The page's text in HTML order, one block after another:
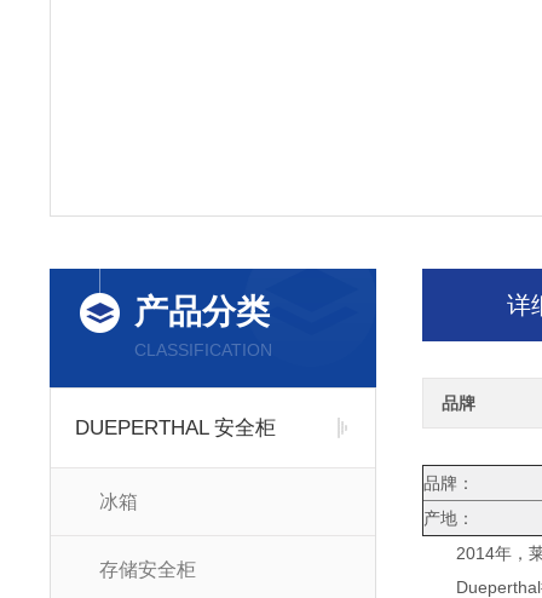
产品分类
CLASSIFICATION
DUEPERTHAL 安全柜
冰箱
存储安全柜
详
品牌
品牌：
产地：
2014年，莱
Dueperthal德